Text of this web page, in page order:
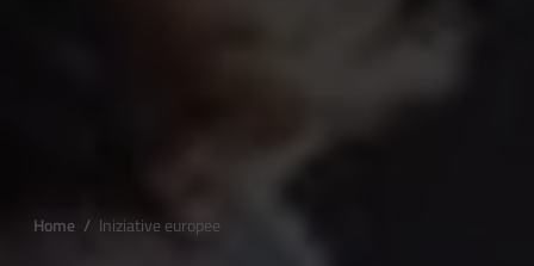
Home / Iniziative europee